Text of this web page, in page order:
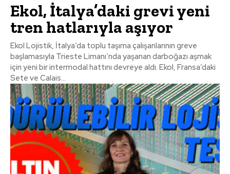
Ekol, İtalya’daki grevi yeni
tren hatlarıyla aşıyor
Ekol Lojistik, İtalya’da toplu taşıma çalışanlarının greve
başlamasıyla Trieste Limanı’nda yaşanan darboğazı aşmak
için yeni bir intermodal hattını devreye aldı. Ekol, Fransa’daki
Sete ve Calais...